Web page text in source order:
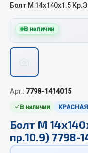
Цепи
QITONG
Отопители
Болт М 14х140х1.5
В наличии
Арт.: 7798-1414015
В наличии
Болт М
пр.10.9) 7798-